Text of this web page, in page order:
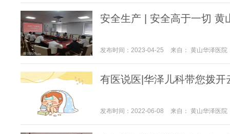
安全生产 | 安全高于一切 黄
发布时间：2023-04-25 来自： 黄山华泽医院
有医说医|华泽儿科带您拨开
发布时间：2022-06-08 来自： 黄山华泽医院